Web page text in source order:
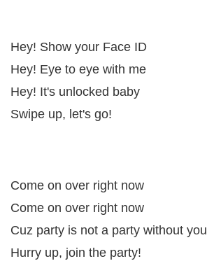
Hey! Show your Face ID
Hey! Eye to eye with me
Hey! It's unlocked baby
Swipe up, let's go!
Come on over right now
Come on over right now
Cuz party is not a party without you
Hurry up, join the party!